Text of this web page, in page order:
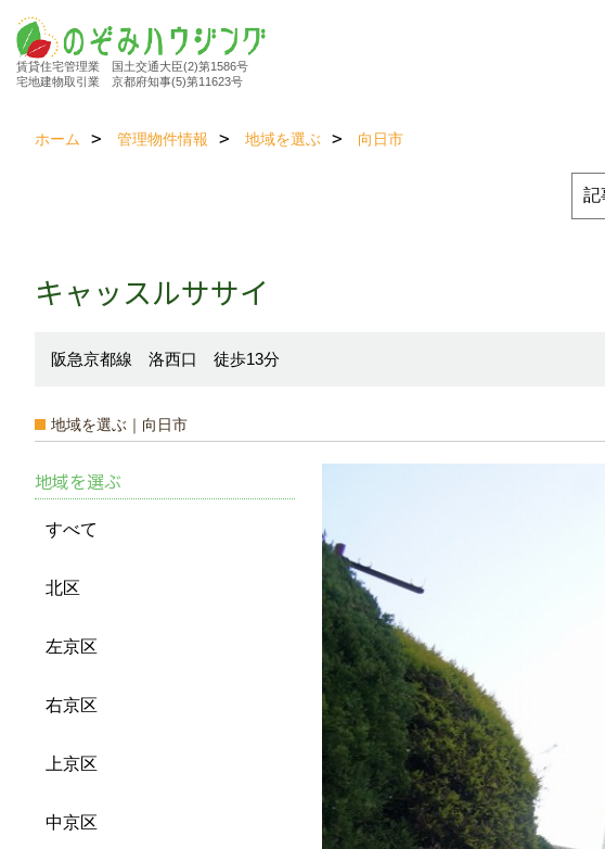
賃貸住宅管理業 国土交通大臣(2)第1586号
宅地建物取引業 京都府知事(5)第11623号
ホーム 管理物件情報 地域を選ぶ 向日市
キャッスルササイ
阪急京都線 洛西口 徒歩13分
地域を選ぶ｜向日市
地域を選ぶ
すべて
北区
左京区
右京区
上京区
中京区